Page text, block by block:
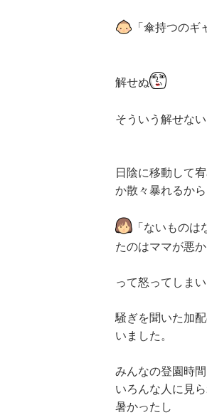
「傘持つのギ
解せぬ
そういう解せな
日陰に移動して
か散々暴れるから
「ないもの
たのはママが悪
って怒ってしまい
騒ぎを聞いた加
いました。
みんなの登園時間
いろんな人に見
暑かったし